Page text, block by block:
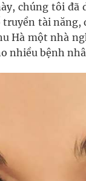
chúng tôi
truyền tài
Hà một nhà
nhiều bệnh